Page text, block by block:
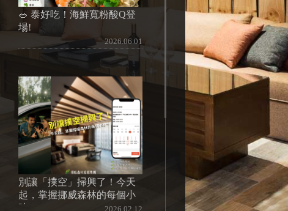
🥗 泰好吃！海鮮寬粉酸Q登
場!
2026.06.01
別讓「撲空」掃興了！今天
起，掌握挪威森林的每個小
時～
2026.02.12